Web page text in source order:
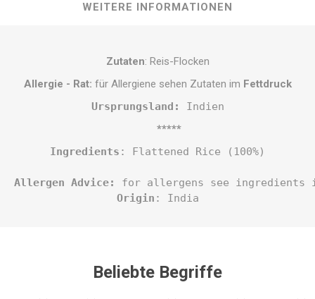
WEITERE INFORMATIONEN
Zutaten: Reis-Flocken
Allergie - Rat: für Allergiene sehen Zutaten im Fettdruck
Ursprungsland: Indien
*****
Ingredients : Flattened Rice (100%)
Allergen Advice:
for allergens see
Origin : India
Beliebte Begriffe